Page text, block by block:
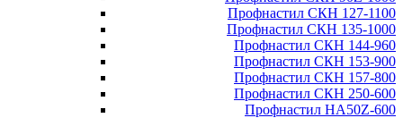
Профнастил СКН 127-1100
Профнастил СКН 135-1000
Профнастил СКН 144-960
Профнастил СКН 153-900
Профнастил СКН 157-800
Профнастил СКН 250-600
Профнастил НА50Z-600